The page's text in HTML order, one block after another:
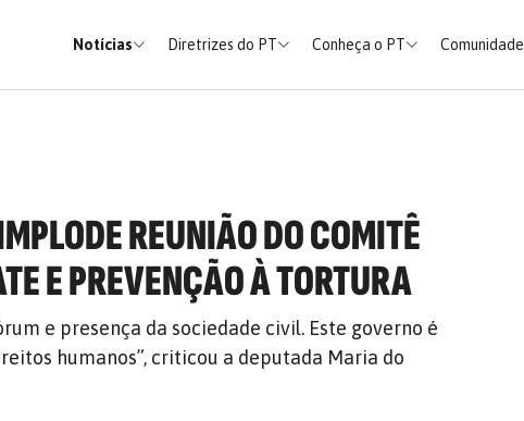
Notícias Diretrizes do PT Conheça o PT Comunidade
REUNIÃO DO COMITÊ
E PREVENÇÃO À TORTURA
e presença da sociedade civil. Este governo é
humanos”, criticou a deputada Maria do